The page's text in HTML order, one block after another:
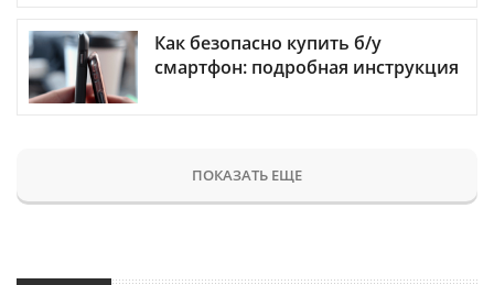
Как безопасно купить б/у
смартфон: подробная инструкция
ПОКАЗАТЬ ЕЩЕ